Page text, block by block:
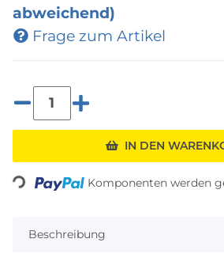
abweichend)
Frage zum Artikel
IN DEN
Loading... Komponenten werden
Beschreibung